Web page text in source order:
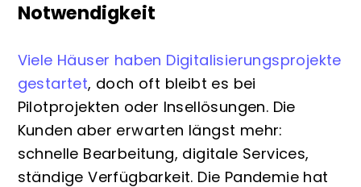
Notwendigkeit
Viele Häuser haben Digitalisierungsprojekte
gestartet, doch oft bleibt es bei
Pilotprojekten oder Insellösungen. Die
Kunden aber erwarten längst mehr:
schnelle Bearbeitung, digitale Services,
ständige Verfügbarkeit. Die Pandemie hat